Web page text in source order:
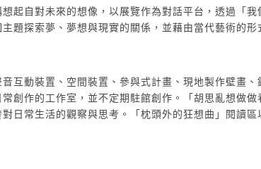
器、液晶螢幕,2011
起自對未來的想像，以展覽作為對話平台，透過「我
題探索夢、夢想與現實的關係，並藉由當代藝術的形
互動裝置、空間裝置、參與式計畫、現地製作壁畫、
創作的工作室，並不定期駐館創作。「胡思亂想做做
日常生活的觀察與思考。「枕頭外的狂想曲」閱讀區